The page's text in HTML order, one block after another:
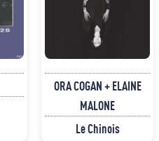
ORA COGAN + ELAINE
MALONE
Le Chinois